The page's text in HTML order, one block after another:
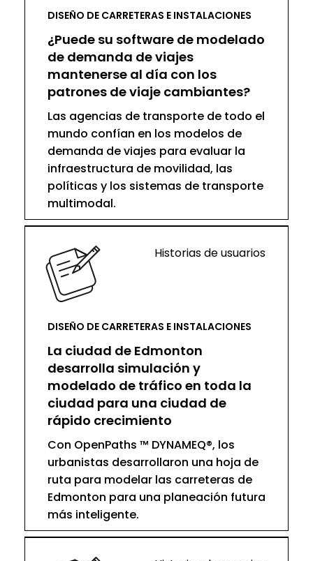
DISEÑO DE CARRETERAS E INSTALACIONES
¿Puede su software de modelado
de demanda de viajes
mantenerse al día con los
patrones de viaje cambiantes?
Las agencias de transporte de todo el
mundo confían en los modelos de
demanda de viajes para evaluar la
infraestructura de movilidad, las
políticas y los sistemas de transporte
multimodal.
Historias de usuarios
DISEÑO DE CARRETERAS E INSTALACIONES
La ciudad de Edmonton
desarrolla simulación y
modelado de tráfico en toda la
ciudad para una ciudad de
rápido crecimiento
Con OpenPaths ™ DYNAMEQ®, los
urbanistas desarrollaron una hoja de
ruta para modelar las carreteras de
Edmonton para una planeación futura
más inteligente.